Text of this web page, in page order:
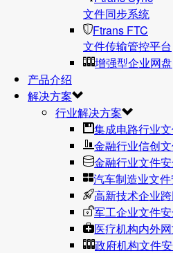
文件同步系统
Ftrans FTC
文件传输管控平台
增强型企业网盘
产品介绍
解决方案
行业解决方案
集成电路行业
金融行业信创
金融行业文件
汽车制造业文
高新技术企业
军工企业文件
医疗机构内外
政府机构文件